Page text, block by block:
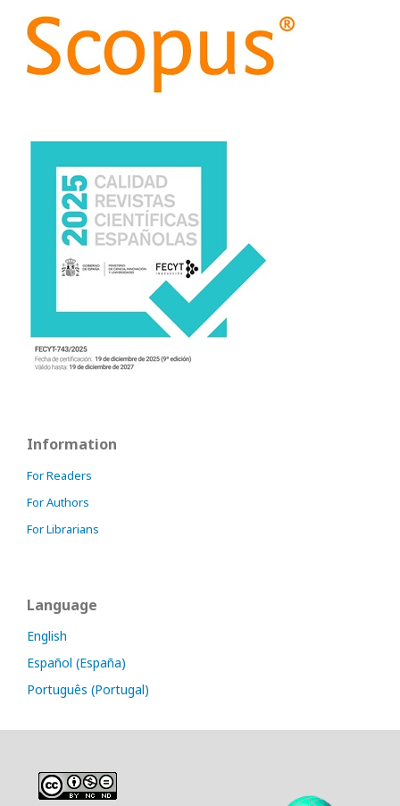
Information
For Readers
For Authors
For Librarians
Language
English
Español (España)
Português (Portugal)